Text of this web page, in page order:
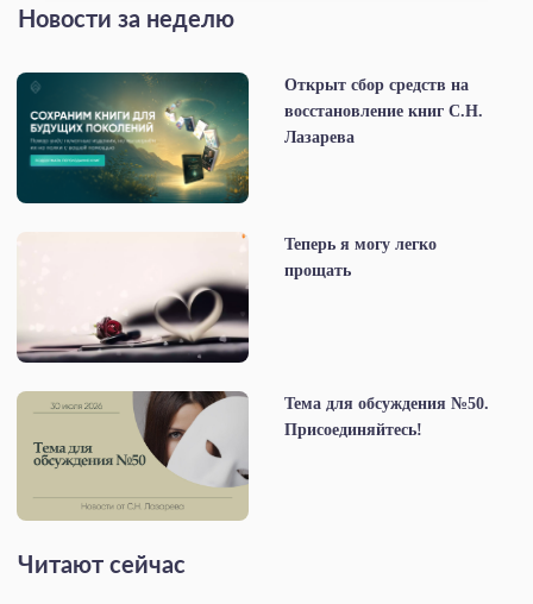
Новости за неделю
Открыт сбор средств на
восстановление книг С.Н.
Лазарева
Теперь я могу легко
прощать
Тема для обсуждения №50.
Присоединяйтесь!
Читают сейчас